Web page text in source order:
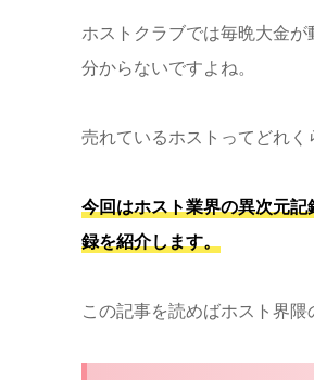
ホストクラブでは毎晩大金
分からないですよね。
売れているホストってどれ
今回はホスト業界の異次元
録を紹介します。
この記事を読めばホスト界